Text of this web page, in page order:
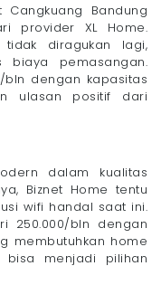
Bandung
provider XL Home.
diragukan lagi,
pemasangan.
dengan kapasitas
ulasan positif dari
dalam kualitas
Biznet Home tentu
wifi handal saat ini.
250.000/bln dengan
membutuhkan home
bisa menjadi pilihan